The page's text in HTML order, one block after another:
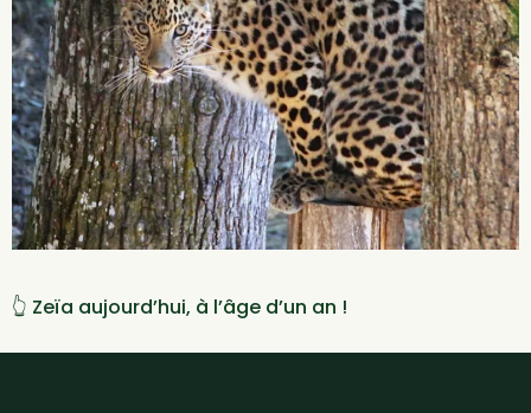
👆 Zeïa aujourd’hui, à l’âge d’un an !